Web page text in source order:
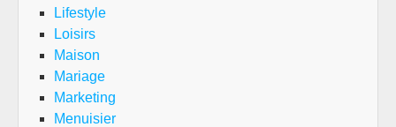
Lifestyle
Loisirs
Maison
Mariage
Marketing
Menuisier